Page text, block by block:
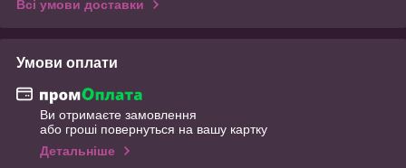
Всі умови доставки
Умови оплати
Ви отримаєте замовлення
або гроші повернуться на вашу картку
Детальніше